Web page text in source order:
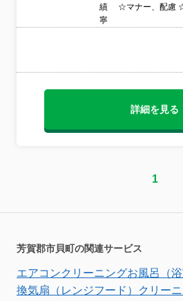
績 ☆マナー、配慮
寧
詳細を見る
1
芳賀郡市貝町の関連サービス
エアコンクリーニングお風呂（
換気扇（レンジフード）クリー